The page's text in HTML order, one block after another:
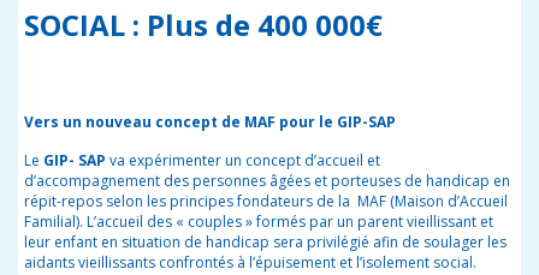
SOCIAL : Plus de 400 000€
Vers un nouveau concept de MAF pour le GIP-SAP
Le GIP- SAP va expérimenterun concept d’accueil et
d’accompagnement des personnes âgées et porteuses de handicap en
répit-repos selon les principes fondateurs de la MAF (Maison d’Accueil
Familial). L’accueil des « couples » formés par un parent vieillissant et
leur enfant en situation de handicap sera privilégié afin de soulager les
aidants vieillissants confrontés à l’épuisement et l’isolement social.